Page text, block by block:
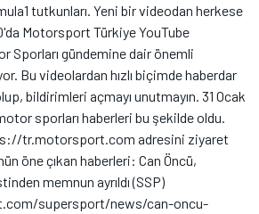
tutkunları. Yeni bir videodan herkese
Motorsport Türkiye YouTube
Sporları gündemine dair önemli
Bu videolardan hızlı biçimde haberdar
bildirimleri açmayı unutmayın. 31 Ocak
sporları haberleri bu şekilde oldu.
tr.motorsport.com adresini ziyaret
öne çıkan haberleri: Can Öncü,
memnun ayrıldı (SSP)
supersport/news/can-oncu-